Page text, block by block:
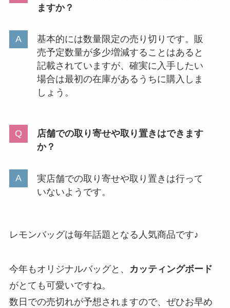
ますか？
基本的には数量限定の売り切りです。販
売予定数量が多少増減することはあると
記載されていますが、確実に入手したい
場合は最初の在庫があるうちに購入しま
しょう。
店舗での取り寄せや取り置きはできます
か？
実店舗での取り寄せや取り置きは行って
いないようです。
レモンバッグは毎年話題となる人気商品です♪
今年もオリジナルバッグと、
カッティングボード
がとても可愛いですね。
数日での売切れが予想されますので、ぜひお早め